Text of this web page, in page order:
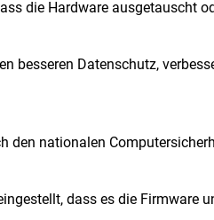
die Hardware ausgetauscht
besseren Datenschutz,
den nationalen
dass es die Firmware